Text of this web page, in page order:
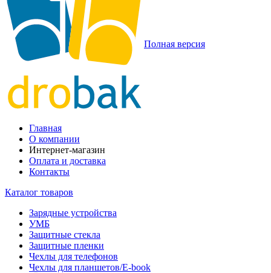
Полная версия
Главная
О компании
Интернет-магазин
Оплата и доставка
Контакты
Каталог товаров
Зарядные устройства
УМБ
Защитные стекла
Защитные пленки
Чехлы для телефонов
Чехлы для планшетов/E-book